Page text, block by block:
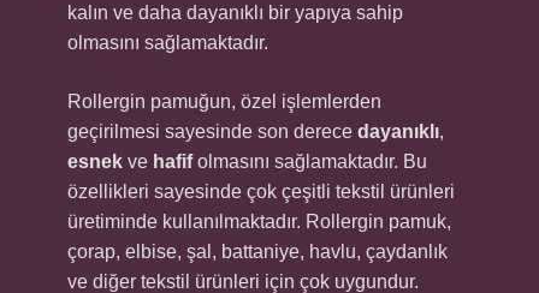
kalın ve daha dayanıklı bir yapıya sahip
olmasını sağlamaktadır.
Rollergin pamuğun, özel işlemlerden
geçirilmesi sayesinde son derece dayanıklı,
esnek ve hafifolmasını sağlamaktadır. Bu
özellikleri sayesinde çok çeşitli tekstil ürünleri
üretiminde kullanılmaktadır. Rollergin pamuk,
çorap, elbise, şal, battaniye, havlu, çaydanlık
ve diğer tekstil ürünleri için çok uygundur.